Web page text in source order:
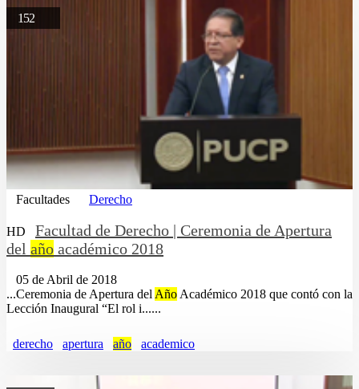
152
Facultades Derecho
HD
Facultad de Derecho | Ceremonia de Apertura
del año académico 2018
05 de Abril de 2018
...Ceremonia de Apertura del Año Académico 2018 que contó con la
Lección Inaugural “El rol i......
derecho apertura año academico